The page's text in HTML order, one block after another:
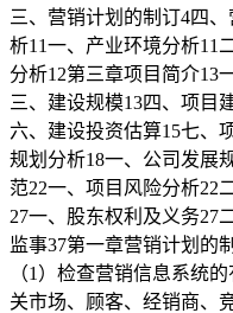
三、营销计划的制订4四
析11一、产业环境分析11
分析12第三章项目简介13
三、建设规模13四、项目
六、建设投资估算15七、
规划分析18一、公司发展
范22一、项目风险分析22
27一、股东权利及义务27
监事37第一章营销计划的
（1）检查营销信息系统
关市场、顾客、经销商、